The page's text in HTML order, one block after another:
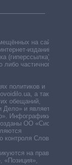
на сайте,
изданий —
(гиперссылка)
частичного
политиков и
а также
обещаний,
и является
Инфографики,
ОО «Система
Слово и
на правах
«Позиция»,